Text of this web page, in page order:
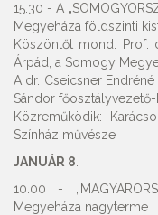
15.30 - A
Megyeháza földszinti
Köszöntőt mond: Prof.
Árpád, a Somogy
A dr. Cseicsner
Sándor
Közreműködik:
Színház művésze
JANUÁR 8
10.00 -
Megyeháza nagyterme